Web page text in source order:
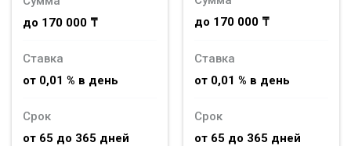
до 170 000 ₸
Ставка
от 0,01 % в день
Срок
от 65 до 365 дней
до 170 000 ₸
Ставка
от 0,01 % в день
Срок
от 65 до 365 дней